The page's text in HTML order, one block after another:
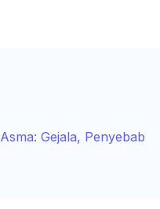
Asma: Gejala, Penyebab